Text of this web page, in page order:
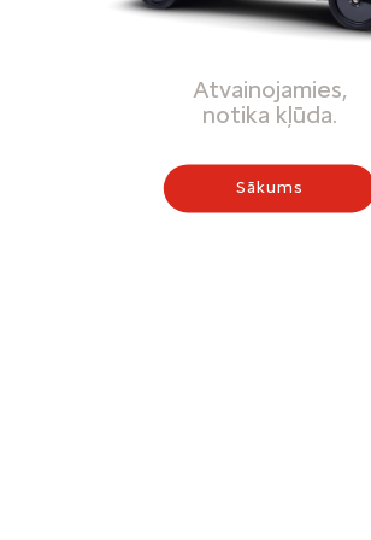
Atvainojamies,
notika kļūda.
Sākums